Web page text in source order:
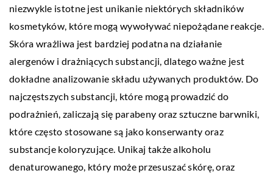
niezwykle istotne jest unikanie niektórych składników
kosmetyków, które mogą wywoływać niepożądane reakcje.
Skóra wrażliwa jest bardziej podatna na działanie
alergenów i drażniących substancji, dlatego ważne jest
dokładne analizowanie składu używanych produktów. Do
najczęstszych substancji, które mogą prowadzić do
podrażnień, zaliczają się parabeny oraz sztuczne barwniki,
które często stosowane są jako konserwanty oraz
substancje koloryzujące. Unikaj także alkoholu
denaturowanego, który może przesuszać skórę, oraz